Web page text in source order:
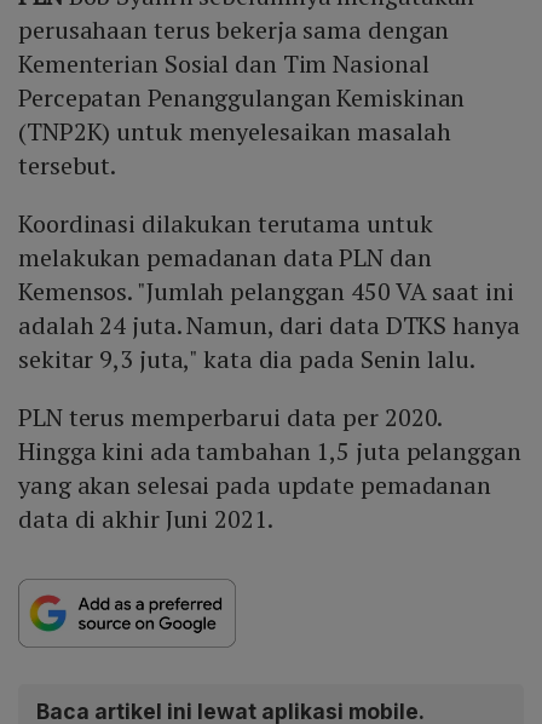
perusahaan terus bekerja sama dengan
Kementerian Sosial dan Tim Nasional
Percepatan Penanggulangan Kemiskinan
(TNP2K) untuk menyelesaikan masalah
tersebut.
Koordinasi dilakukan terutama untuk
melakukan pemadanan data PLN dan
Kemensos. "Jumlah pelanggan 450 VA saat ini
adalah 24 juta. Namun, dari data DTKS hanya
sekitar 9,3 juta," kata dia pada Senin lalu.
PLN terus memperbarui data per 2020.
Hingga kini ada tambahan 1,5 juta pelanggan
yang akan selesai pada update pemadanan
data di akhir Juni 2021.
Baca artikel ini lewat aplikasi mobile.